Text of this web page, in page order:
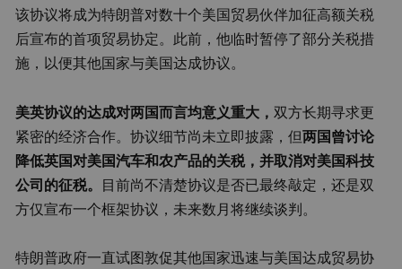
该协议将成为特朗普对数十个美国贸易伙伴加征高额关税
后宣布的首项贸易协定。此前，他临时暂停了部分关税措
施，以便其他国家与美国达成协议。
美英协议的达成对两国而言均意义重大 ，双方长期寻求更
紧密的经济合作。协议细节尚未立即披露，但两国曾讨论
降低英国对美国汽车和农产品的关税，并取消对美国科技
公司的征税。 目前尚不清楚协议是否已最终敲定，还是双
方仅宣布一个框架协议，未来数月将继续谈判。
特朗普政府一直试图敦促其他国家迅速与美国达成贸易协